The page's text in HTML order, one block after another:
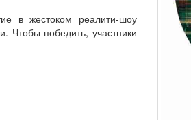
в жестоком реалити-шоу
Чтобы победить, участники